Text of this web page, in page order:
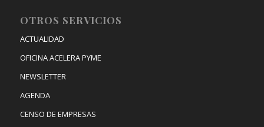
OTROS SERVICIOS
ACTUALIDAD
OFICINA ACELERA PYME
NEWSLETTER
AGENDA
CENSO DE EMPRESAS